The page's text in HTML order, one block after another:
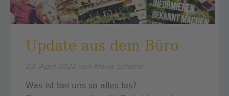
Update aus dem Büro
Was ist bei uns so alles los?